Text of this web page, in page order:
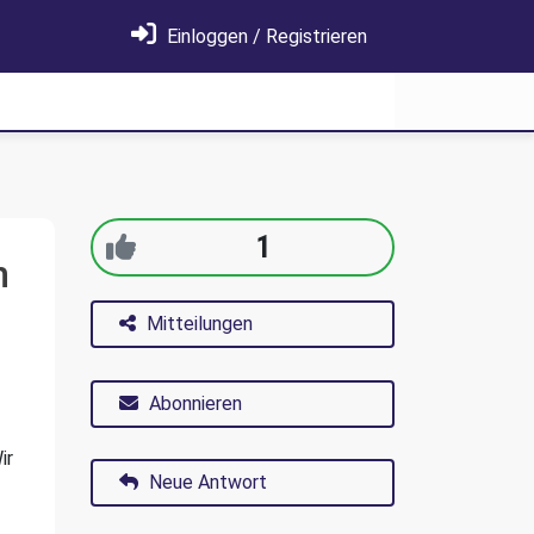
Einloggen / Registrieren
1
Mitteilungen
Abonnieren
Neue Antwort